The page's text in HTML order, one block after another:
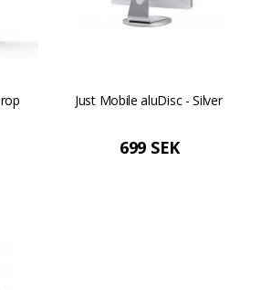
Just Mobile aluDisc - Silver
699 SEK